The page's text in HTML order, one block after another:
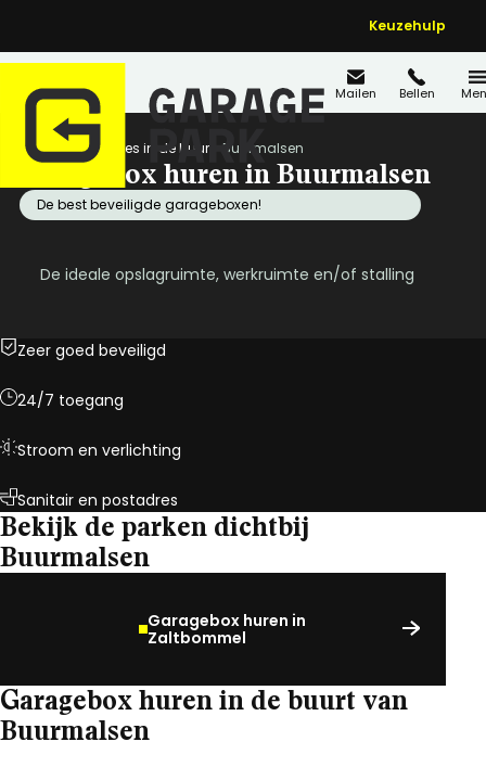
Keuzehulp
Mailen Bellen
Home Locaties in de buurt Buurmalsen
Garagebox huren in Buurmalsen
De best beveiligde garageboxen!
De ideale opslagruimte, werkruimte en/of stalling
Zeer goed beveiligd
24/7 toegang
Stroom en verlichting
Sanitair en postadres
Bekijk de parken dichtbij
Buurmalsen
Garagebox huren in
Zaltbommel
Garagebox huren in de buurt van
Buurmalsen